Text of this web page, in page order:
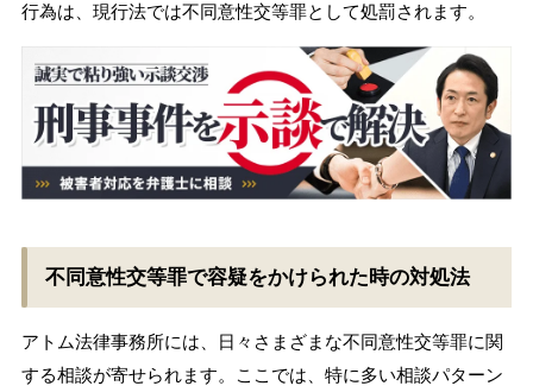
行為は、現行法では不同意性交等罪として処罰されます。
不同意性交等罪で容疑をかけられた時の対処法
アトム法律事務所には、日々さまざまな不同意性交等罪に関
する相談が寄せられます。ここでは、特に多い相談パターン